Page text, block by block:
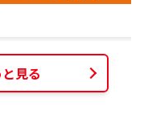
見る